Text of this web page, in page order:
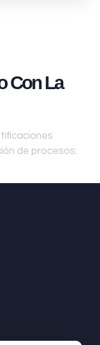
Con La
de procesos: